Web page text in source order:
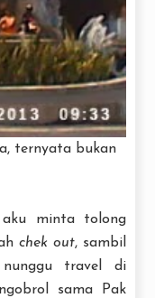
ternyata bukan
aku minta tolong
chek out, sambil
travel di
sama Pak